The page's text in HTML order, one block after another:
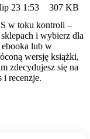
23 1:53
307 KB
w toku kontroli –
i wybierz dla
ebooka lub w
wersję książki,
zdecydujesz się na
i recenzje.